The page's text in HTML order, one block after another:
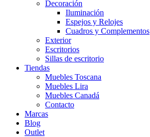
Decoración
Iluminación
Espejos y Relojes
Cuadros y Complementos
Exterior
Escritorios
Sillas de escritorio
Tiendas
Muebles Toscana
Muebles Lira
Muebles Canadá
Contacto
Marcas
Blog
Outlet